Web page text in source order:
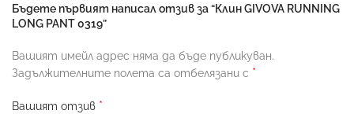
Бъдете първият написал отзив за “Клин GIVOVA RUNNING
LONG PANT 0319”
Вашият имейл адрес няма да бъде публикуван.
Задължителните полета са отбелязани с *
Вашият отзив *